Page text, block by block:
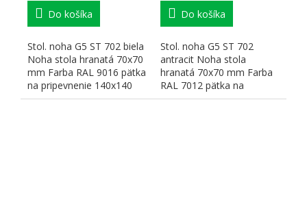
Do košíka
Stol. noha G5 ST 702 biela
Noha stola hranatá 70x70
mm Farba RAL 9016 pätka
na pripevnenie 140x140
mm, pätka umožňuje...
Do košíka
Stol. noha G5 ST 702
antracit Noha stola
hranatá 70x70 mm Farba
RAL 7012 pätka na
pripevnenie 140x140 mm,